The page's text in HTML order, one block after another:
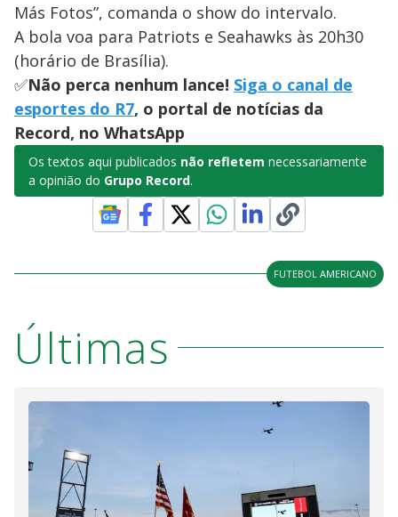
Más Fotos”, comanda o show do intervalo.
A bola voa para Patriots e Seahawks às 20h30
(horário de Brasília).
✅Não perca nenhum lance! Siga o canal de
esportes do R7, o portal de notícias da
Record, no WhatsApp
Os textos aqui publicados não refletem necessariamente
a opinião do Grupo Record.
FUTEBOL AMERICANO
Últimas